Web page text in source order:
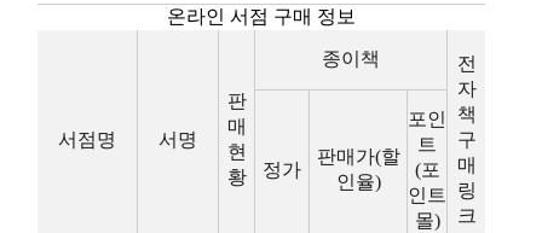
온라인 서점 구매 정보
서점명 서명
판
매
현
황
종이책
전
자
책
구
매
링
크
정가
판매가(할
인율)
포인
트
(포
인트
몰)